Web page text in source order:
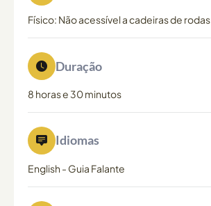
Físico: Não acessível a cadeiras de rodas
Duração
8 horas e 30 minutos
Idiomas
English - Guia Falante